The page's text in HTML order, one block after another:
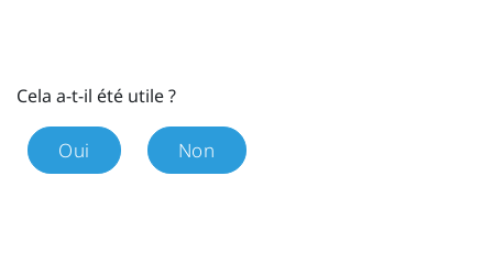
Cela a-t-il été utile ?
Oui Non